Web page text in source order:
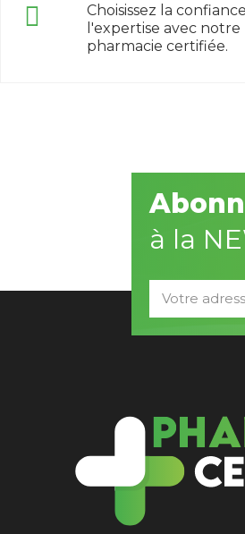
Choisissez la
l'expertise avec notre
pharmacie certifiée.
à la